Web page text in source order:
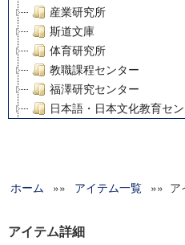
産業研究所
斯道文庫
体育研究所
教職課程センター
福澤研究センター
日本語・日本文化教育セ
グローバルリサーチインス
科学研究費補助金研究成果
ホーム »» アイテム一覧 »» ア
アイテム詳細